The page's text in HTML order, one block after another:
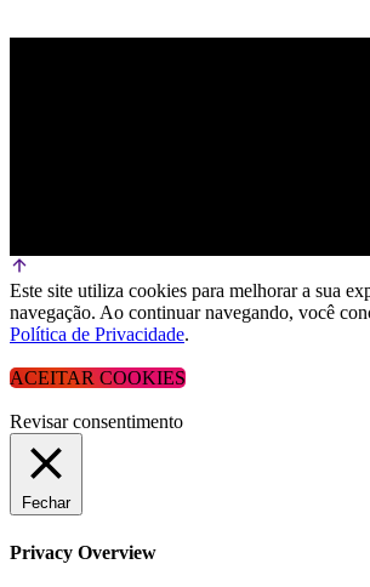
Este site utiliza cookies para melhorar a sua
navegação. Ao continuar navegando, você
Política de Privacidade.
ACEITAR COOKIES
Revisar consentimento
Fechar
Privacy Overview